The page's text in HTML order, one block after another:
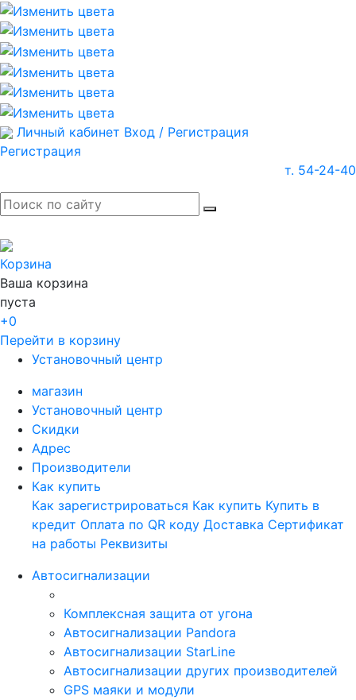
Личный кабинет Вход / Регистрация
Регистрация
т. 54-24-40
Корзина
Ваша корзина
пуста
+0
Перейти в корзину
Установочный центр
магазин
Установочный центр
Скидки
Адрес
Производители
Как купить
Как зарегистрироваться Как купить Купить в
кредит Оплата по QR коду Доставка Сертификат
на работы Реквизиты
Автосигнализации
Комплексная защита от угона
Автосигнализации Pandora
Автосигнализации StarLine
Автосигнализации других производителей
GPS маяки и модули